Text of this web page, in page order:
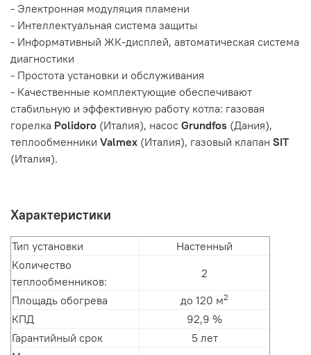
- Электронная модуляция пламени
- Интеллектуальная система защиты
- Информативный ЖК-дисплей, автоматическая система
диагностики
- Простота установки и обслуживания
- Качественные комплектующие обеспечивают
стабильную и эффективную работу котла: газовая
горелка Polidoro (Италия), насос Grundfos (Дания),
теплообменники Valmex (Италия), газовый клапан SIT
(Италия).
Характеристики
Тип установки
Настенный
Количество
теплообменников:
2
Площадь обогрева
до 120 м2
КПД
92,9 %
Гарантийный срок
5 лет